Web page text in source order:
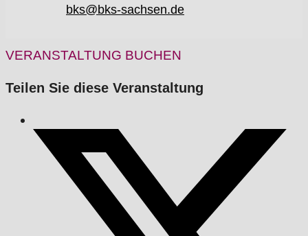
bks@bks-sachsen.de
VERANSTALTUNG BUCHEN
Teilen Sie diese Veranstaltung